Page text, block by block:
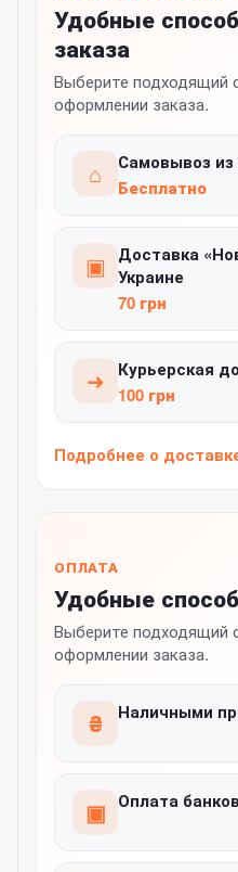
Удобные
заказа
Выберите подходящий
оформлении заказа.
⌂
Самовывоз
Бесплатно
▣
Доставка
Украине
70 грн
➜
Курьерская
100 грн
Подробнее о
ОПЛАТА
Удобные
Выберите подходящий
оформлении заказа.
₴ Наличными
▣ Оплата